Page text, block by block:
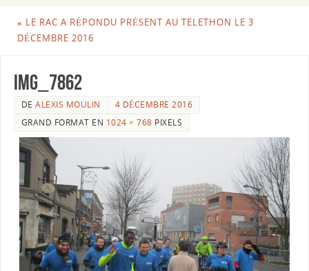
« LE RAC A RÉPONDU PRÉSENT AU TELETHON LE 3
DÉCEMBRE 2016
img_7862
DEALEXIS MOULIN
4 DÉCEMBRE 2016
GRAND FORMAT EN 1024 × 768 PIXELS